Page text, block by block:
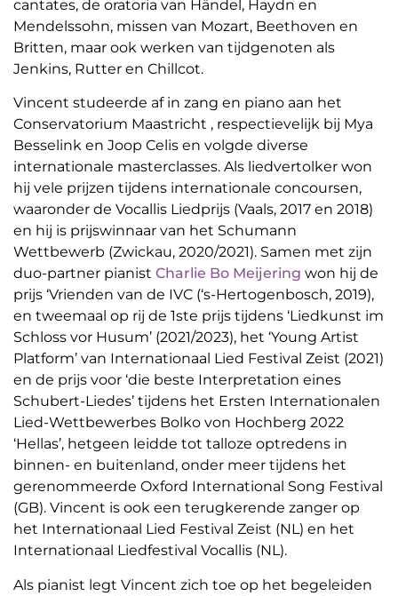
cantates, de oratoria van Händel, Haydn en
Mendelssohn, missen van Mozart, Beethoven en
Britten, maar ook werken van tijdgenoten als
Jenkins, Rutter en Chillcot.
Vincent studeerde af in zang en piano aan het
Conservatorium Maastricht , respectievelijk bij Mya
Besselink en Joop Celis en volgde diverse
internationale masterclasses. Als liedvertolker won
hij vele prijzen tijdens internationale concoursen,
waaronder de Vocallis Liedprijs (Vaals, 2017 en 2018)
en hij is prijswinnaar van het Schumann
Wettbewerb (Zwickau, 2020/2021). Samen met zijn
duo-partner pianist Charlie Bo Meijering won hij de
prijs ‘Vrienden van de IVC (‘s-Hertogenbosch, 2019),
en tweemaal op rij de 1ste prijs tijdens ‘Liedkunst im
Schloss vor Husum’ (2021/2023), het ‘Young Artist
Platform’ van Internationaal Lied Festival Zeist (2021)
en de prijs voor ‘die beste Interpretation eines
Schubert-Liedes’ tijdens het Ersten Internationalen
Lied-Wettbewerbes Bolko von Hochberg 2022
‘Hellas’, hetgeen leidde tot talloze optredens in
binnen- en buitenland, onder meer tijdens het
gerenommeerde Oxford International Song Festival
(GB). Vincent is ook een terugkerende zanger op
het Internationaal Lied Festival Zeist (NL) en het
Internationaal Liedfestival Vocallis (NL).
Als pianist legt Vincent zich toe op het begeleiden